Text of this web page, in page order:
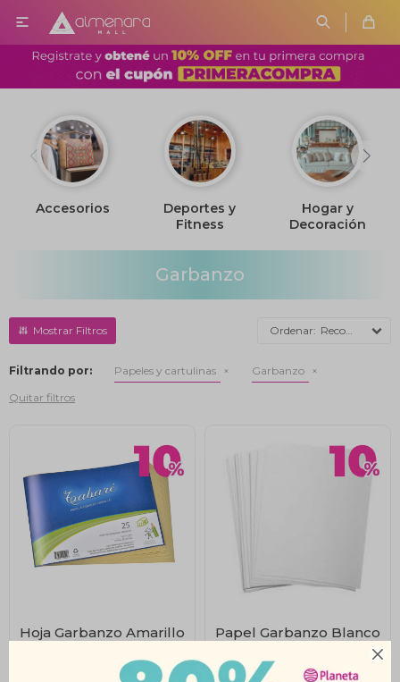


Accesorios
Deportes y
Fitness
Hogar y
Decoración
Garbanzo
Recomendados
Filtrando por: Papeles y cartulinas
Garbanzo
Quitar filtros
Hoja Garbanzo Amarillo
$ 129
Papel Garbanzo Blanco
$
$ 44